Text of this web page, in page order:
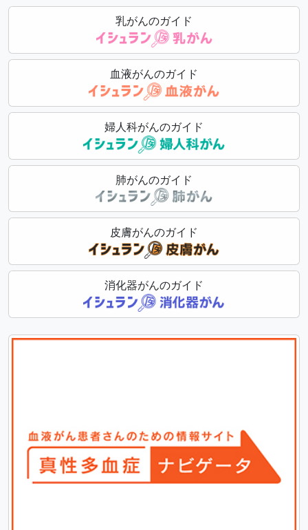
乳がんのガイド
血液がんのガイド
婦人科がんのガイド
肺がんのガイド
皮膚がんのガイド
消化器がんのガイド